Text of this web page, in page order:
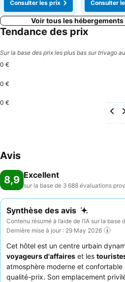
Consulter les prix Consulter
Voir tous les
Tendance des prix
Sur la base des prix les plus bas sur trivago
0 €
0 €
0 €
Avis
8,9 Excellent
sur la base de 3 688 évaluations
Synthèse des avis
Contenu résumé à l’aide de l’IA sur la
Dernière mise à jour : 29 May 2026
Cet hôtel est un centre urbain
voyageurs d'affaires et les
atmosphère moderne et
qualité-prix. Son emplacement